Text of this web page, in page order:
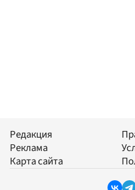
Редакция
Реклама
Карта сайта